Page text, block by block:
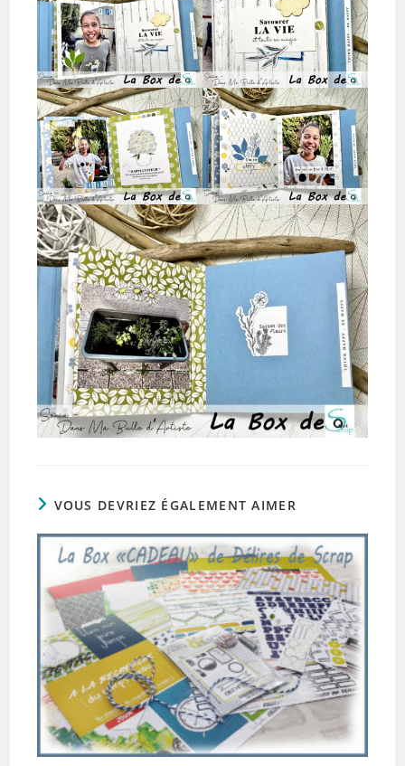
VOUS DEVRIEZ ÉGALEMENT AIMER